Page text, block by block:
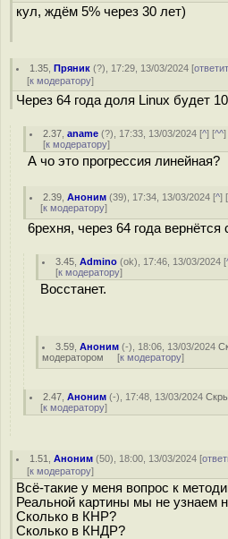
кул, ждём 5% через 30 лет)
1.35 ,Пряник (?), 17:29, 13/03/2024 [
[к модератору]
Через 64 года доля Linux будет
2.37 ,aname (?), 17:33, 13/03/2024 [^] [^^]
[к модератору]
А чо это прогрессия линейная?
2.39 ,Аноним (39), 17:34, 13/03/2024 [^] [
[к модератору]
6рехня, через 64 года вернётся
3.45 ,Admino (ok), 17:46, 13/03/2024 [
[к модератору]
Восстанет.
3.59 ,Аноним (-), 18:06, 13/03/2024
модератором [к модератору]
2.47 ,Аноним (-), 17:48, 13/03/2024
[к модератору]
1.51 ,Аноним (50), 18:00, 13/03/2024 [
[к модератору]
Всё-такие у меня вопрос к
Реальной картины мы не узнаем
Сколько в КНР?
Сколько в КНДР?